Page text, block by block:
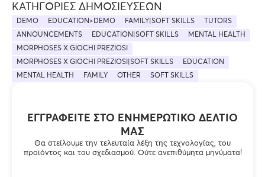
ΕΓΓΡΑΦΕΊΤΕ ΣΤΟ ΕΝΗΜΕΡΩΤΙΚΌ ΔΕΛΤΊΟ
ΜΑΣ
Θα στείλουμε την τελευταία λέξη της τεχνολογίας, του
προϊόντος και του σχεδιασμού. Ούτε ανεπιθύμητα μηνύματα!
ΚΑΤΗΓΟΡΊΕΣ ΔΗΜΟΣΙΕΎΣΕΩΝ
DEMO EDUCATION>DEMO FAMILY|SOFT SKILLS
TUTORS
ANNOUNCEMENTS
EDUCATION|SOFT SKILLS
MENTAL HEALTH
MORPHOSES X GIOCHI PREZIOSI
MORPHOSES X GIOCHI PREZIOSI|SOFT SKILLS
EDUCATION
MENTAL HEALTH
FAMILY OTHER SOFT SKILLS